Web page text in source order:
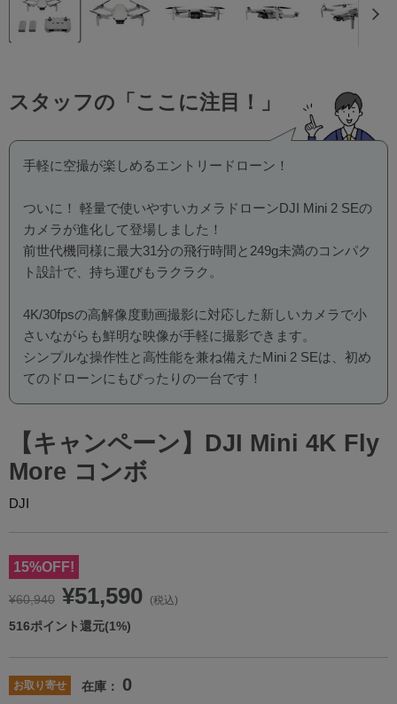
スタッフの「ここに注目！」
手軽に空撮が楽しめるエントリードローン！
ついに！ 軽量で使いやすいカメラドローンDJI Mini 2 SEの
カメラが進化して登場しました！
前世代機同様に最大31分の飛行時間と249g未満のコンパク
ト設計で、持ち運びもラクラク。
4K/30fpsの高解像度動画撮影に対応した新しいカメラで小
さいながらも鮮明な映像が手軽に撮影できます。
シンプルな操作性と高性能を兼ね備えたMini 2 SEは、初め
てのドローンにもぴったりの一台です！
【キャンペーン】DJI Mini 4K Fly
More コンボ
DJI
15%OFF!
元の価格
¥60,940 現在の価格
¥51,590 (税込)
516ポイント還元(1%)
お取り寄せ 在庫： 0